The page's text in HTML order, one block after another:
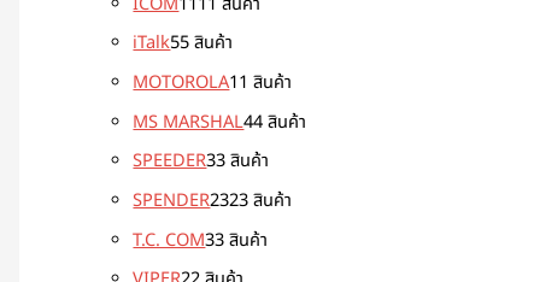
iTalk55 สินค้า
MOTOROLA11 สินค้า
MS MARSHAL44 สินค้า
SPEEDER33 สินค้า
SPENDER2323 สินค้า
T.C. COM33 สินค้า